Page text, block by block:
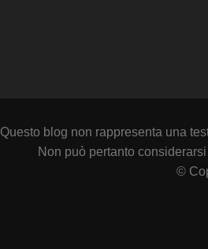
Questo blog non rappresenta una
Non può pertanto
©